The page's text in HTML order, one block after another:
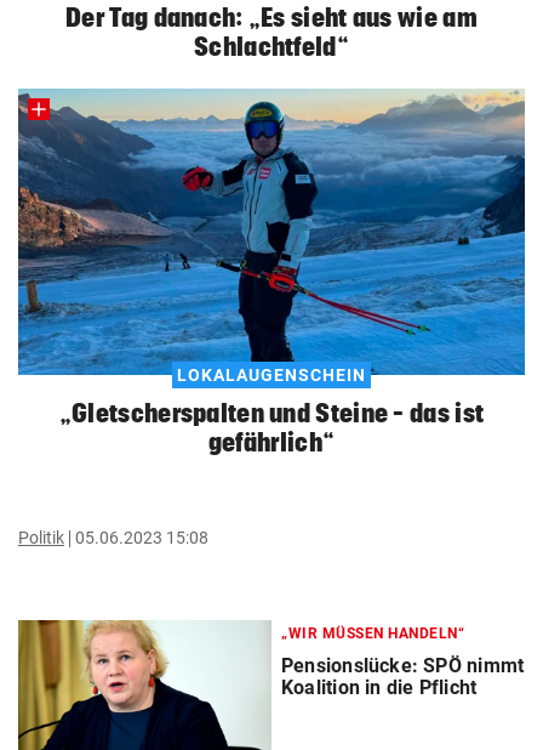
Der Tag danach: „Es sieht aus wie am
Schlachtfeld“
LOKALAUGENSCHEIN
„Gletscherspalten und Steine – das ist
gefährlich“
Politik 05.06.2023 15:08
„WIR MÜSSEN HANDELN“
Pensionslücke: SPÖ nimmt
Koalition in die Pflicht